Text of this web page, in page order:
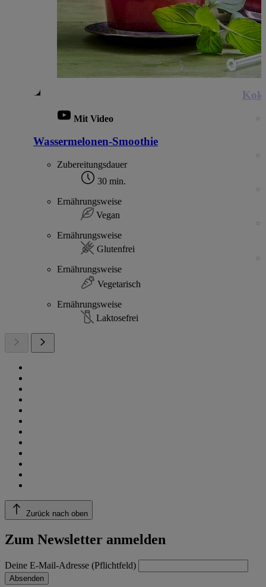
Mit Video
Wassermelonen-Smoothie
Zubereitungsdauer
30 min.
Ernährungsweise
Vegan
Ernährungsweise
Glutenfrei
Ernährungsweise
Vegetarisch
Ernährungsweise
Laktosefrei
Zurück nach oben
Zum Newsletter anmelden
Deine E-Mail-Adresse (Pflichtfeld)
Absenden